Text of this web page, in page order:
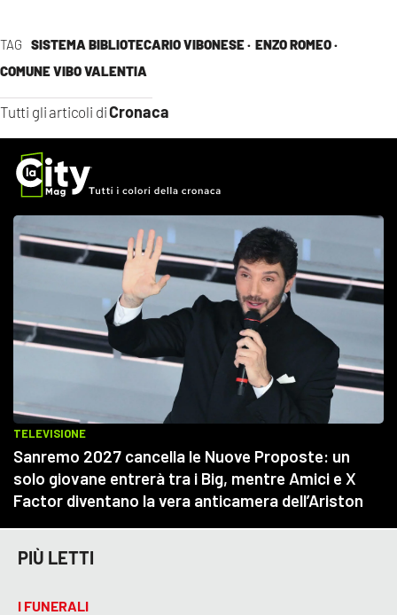
TAG SISTEMA BIBLIOTECARIO VIBONESE · ENZO ROMEO ·
COMUNE VIBO VALENTIA
Tutti gli articoli diCronaca
PIÙ LETTI
I FUNERALI